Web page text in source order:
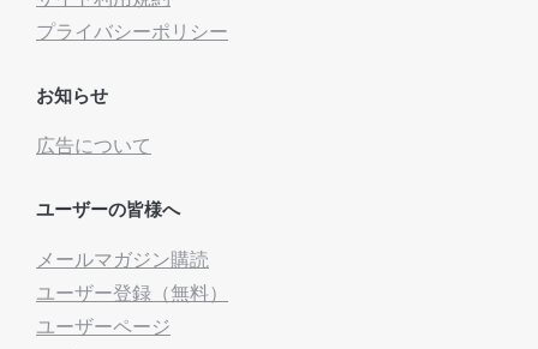
プライバシーポリシー
お知らせ
広告について
ユーザーの皆様へ
メールマガジン購読
ユーザー登録（無料）
ユーザーページ